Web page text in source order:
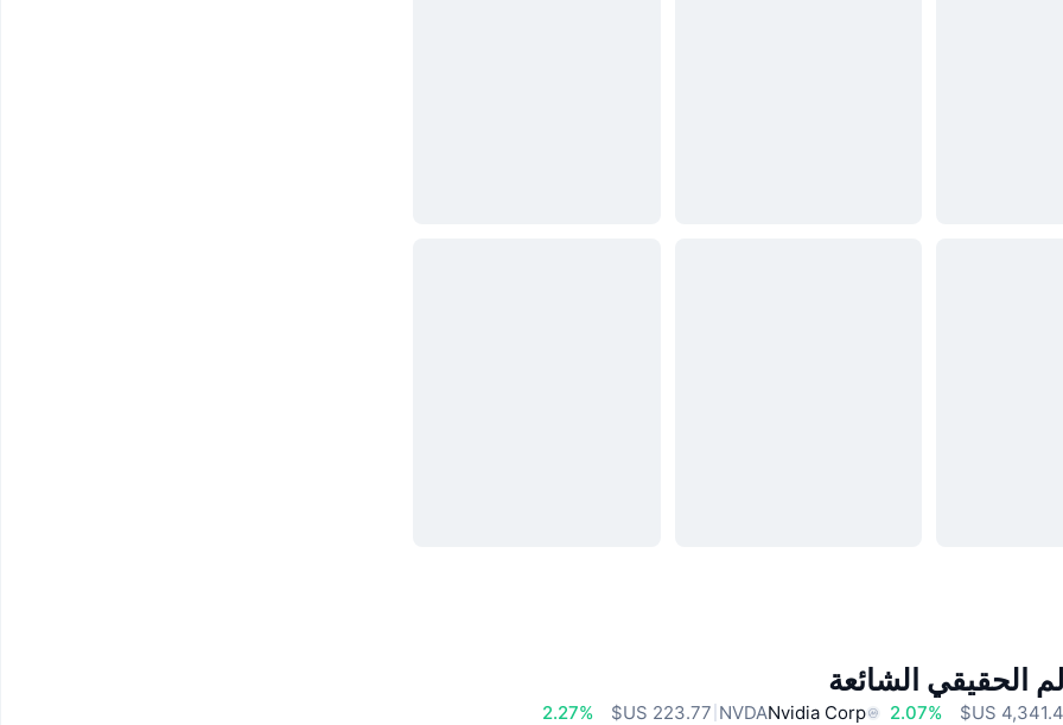
الحقيقي الشائعة
2.07%
Nvidia Corp
NVDA
2.27%